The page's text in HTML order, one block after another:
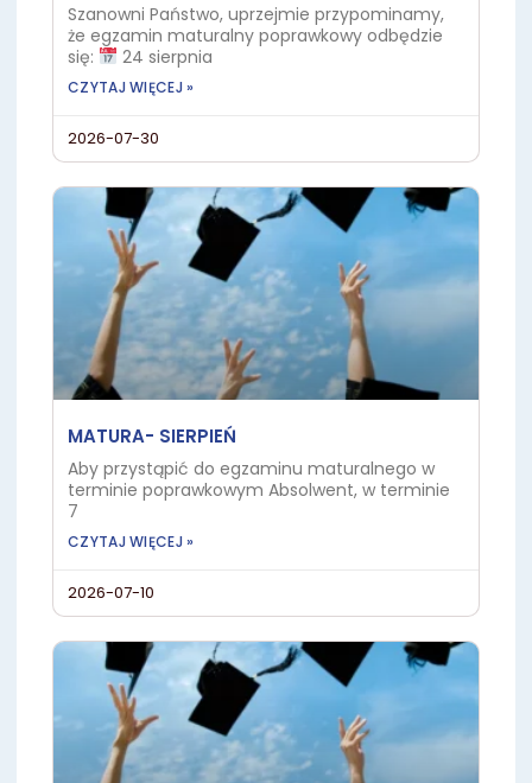
Szanowni Państwo, uprzejmie przypominamy,
że egzamin maturalny poprawkowy odbędzie
się:
24 sierpnia
CZYTAJ WIĘCEJ »
2026-07-30
MATURA- SIERPIEŃ
Aby przystąpić do egzaminu maturalnego w
terminie poprawkowym Absolwent, w terminie
7
CZYTAJ WIĘCEJ »
2026-07-10